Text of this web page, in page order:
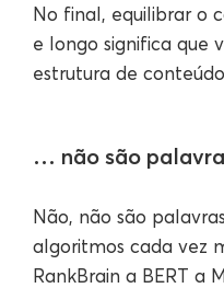
No final, equilibrar o
e longo significa que
estrutura de
… não são
Não, não são
algoritmos cada vez
RankBrain a BERT a